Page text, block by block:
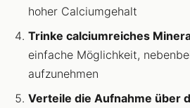
hoher Calciumgehalt
Trinke calciumreiches
einfache Möglichkeit,
aufzunehmen
Verteile die Aufnahme über